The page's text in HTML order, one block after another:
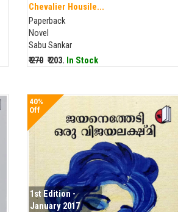
Chevalier Housile...
Paperback
Novel
Sabu Sankar
₹ 270 ₹ 203. In Stock
40%
Off
1st Edition -
January 2017